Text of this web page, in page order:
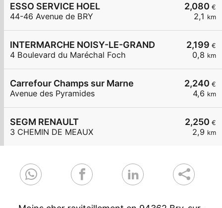
2,080 €
2,1 km
ESSO SERVICE HOEL
44-46 Avenue de BRY
2,199 €
0,8 km
INTERMARCHE NOISY-LE-GRAND
4 Boulevard du Maréchal Foch
2,240 €
4,6 km
Carrefour Champs sur Marne
Avenue des Pyramides
2,250 €
2,9 km
SEGM RENAULT
3 CHEMIN DE MEAUX